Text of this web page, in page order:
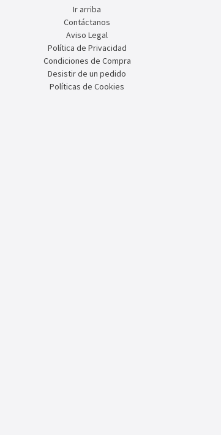
Ir arriba
Contáctanos
Aviso Legal
Política de Privacidad
Condiciones de Compra
Desistir de un pedido
Políticas de Cookies